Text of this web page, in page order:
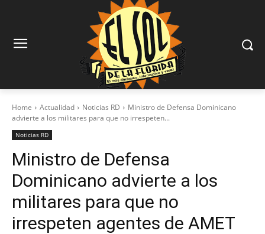
Home Actualidad Noticias RD
Ministro de Defensa Dominicano
advierte a los militares para que no irrespeten...
Noticias RD
Ministro de Defensa
Dominicano advierte a los
militares para que no
irrespeten agentes de AMET